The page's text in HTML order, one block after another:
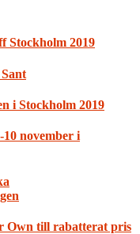
Stockholm 2019
i Stockholm 2019
november i
Own till rabatterat pris